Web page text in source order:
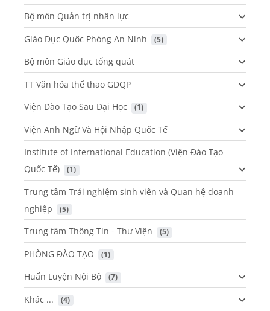
Bộ môn Quản trị nhân lực
Giáo Dục Quốc Phòng An Ninh
(5)
Bộ môn Giáo dục tổng quát
TT Văn hóa thể thao GDQP
Viện Đào Tạo Sau Đại Học
(1)
Viện Anh Ngữ Và Hội Nhập Quốc Tế
Institute of International Education (Viện Đào Tạo
Quốc Tế)
(1)
Trung tâm Trải nghiệm sinh viên và Quan hệ doanh
nghiệp
(5)
Trung tâm Thông Tin - Thư Viện (5)
PHÒNG ĐÀO TẠO (1)
Huấn Luyện Nội Bộ (7)
Khác ... (4)